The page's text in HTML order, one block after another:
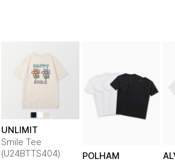
UNLIMIT
Smile Tee
(U24BTTS404)
POLHAM